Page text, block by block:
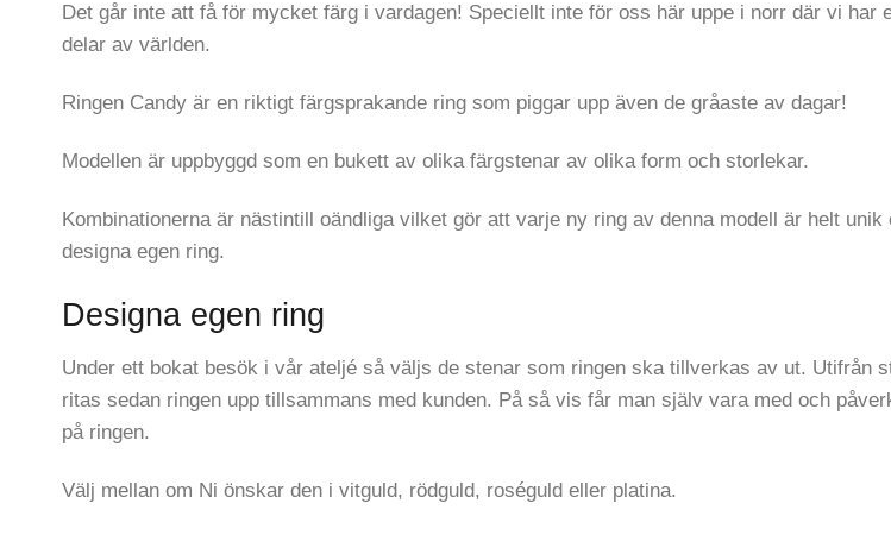
Det går inte att få för mycket färg i vardagen! Speciellt inte för oss här uppe i norr där vi har
delar av världen.
Ringen Candy är en riktigt färgsprakande ring som piggar upp även de gråaste av dagar!
Modellen är uppbyggd som en bukett av olika färgstenar av olika form och storlekar.
Kombinationerna är nästintill oändliga vilket gör att varje ny ring av denna modell är helt
designa egen ring.
Designa egen ring
Under ett bokat besök i vår ateljé så väljs de stenar som ringen ska tillverkas av ut. Utifrån
ritas sedan ringen upp tillsammans med kunden. På så vis får man själv vara med och
på ringen.
Välj mellan om Ni önskar den i vitguld, rödguld, roséguld eller platina.